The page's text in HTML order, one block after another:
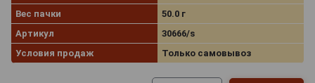
Вес пачки
50.0 г
Артикул
30666/s
Условия продаж
Только самовывоз